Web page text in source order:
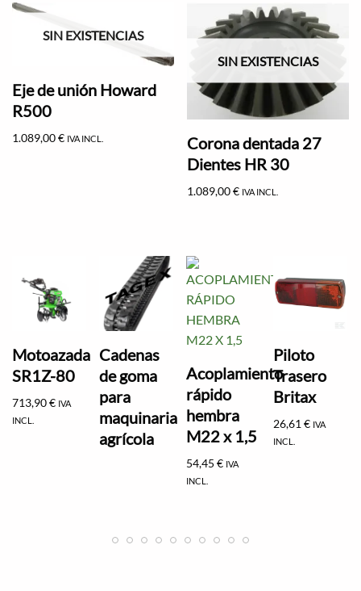
SIN EXISTENCIAS
Eje de unión Howard
R500
1.089,00€ IVA INCL.
SIN EXISTENCIAS
Corona dentada 27
Dientes HR 30
1.089,00€ IVA INCL.
Motoazada
SR1Z-80
713,90€ IVA
INCL.
Cadenas
de goma
para
maquinaria
agrícola
Acoplamiento
rápido
hembra
M22 x 1,5
54,45€ IVA
INCL.
Piloto
Trasero
Britax
26,61€ IVA
INCL.